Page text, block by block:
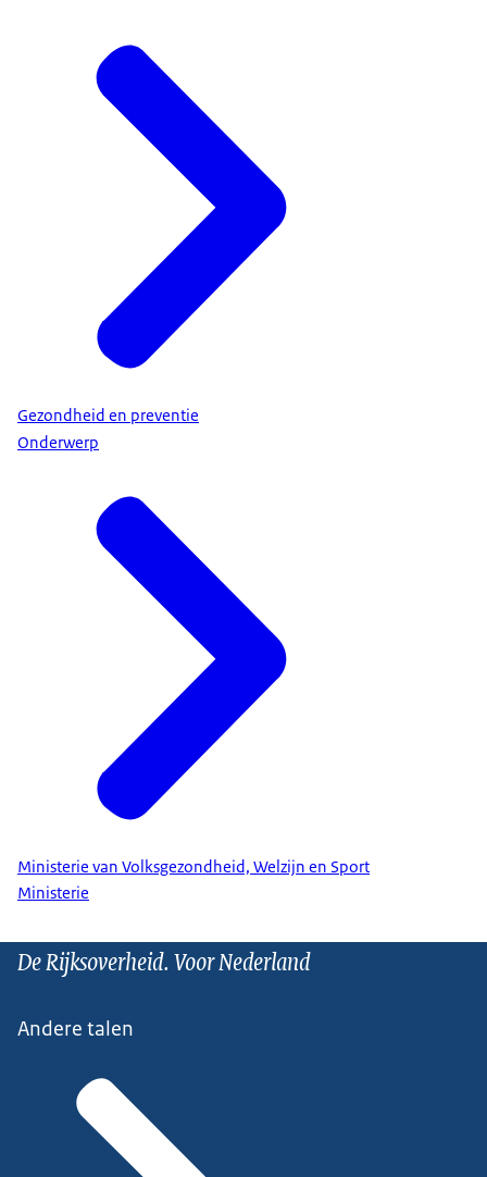
Gezondheid en preventie
Onderwerp
Ministerie van Volksgezondheid, Welzijn en Sport
Ministerie
De Rijksoverheid. Voor Nederland
Andere talen